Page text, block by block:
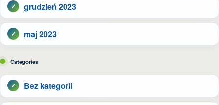
grudzień 2023
maj 2023
Categories
Bez kategorii